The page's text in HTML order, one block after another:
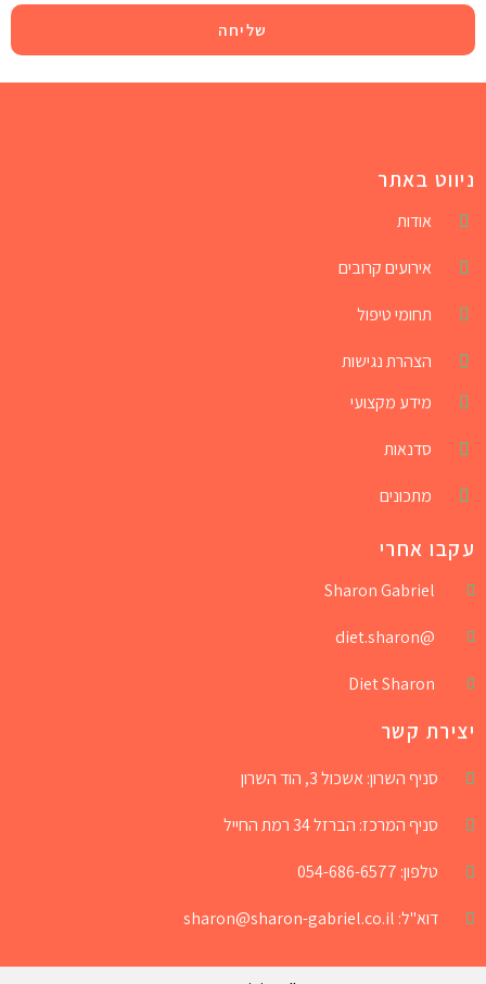
שליחה
ניווט באתר
אודות
אירועים קרובים
תחומי טיפול
הצהרת נגישות
מידע מקצועי
סדנאות
מתכונים
עקבו אחרי
Sharon Gabriel
@diet.sharon
Diet Sharon
יצירת קשר
סניף השרון: אשכול 3, הוד השרון
סניף המרכז: הברזל 34 רמת החייל
טלפון: 054-686-6577
דוא"ל: sharon@sharon-gabriel.co.il